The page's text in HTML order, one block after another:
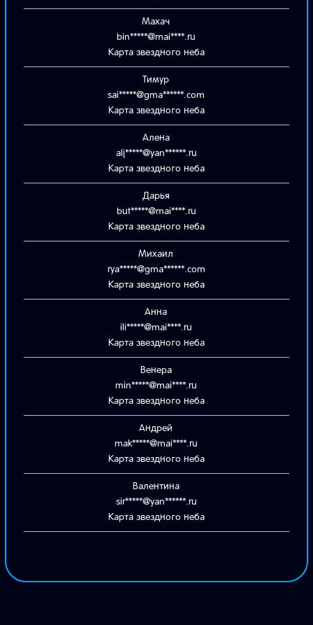
Махач
bin*****@mai****.ru
Карта звездного неба
Тимур
sai*****@gma******.com
Карта звездного неба
Алена
alj*****@yan******.ru
Карта звездного неба
Дарья
but*****@mai****.ru
Карта звездного неба
Михаил
rya*****@gma******.com
Карта звездного неба
Анна
ili*****@mai****.ru
Карта звездного неба
Венера
min*****@mai****.ru
Карта звездного неба
Андрей
mak*****@mai****.ru
Карта звездного неба
Валентина
sir*****@yan******.ru
Карта звездного неба